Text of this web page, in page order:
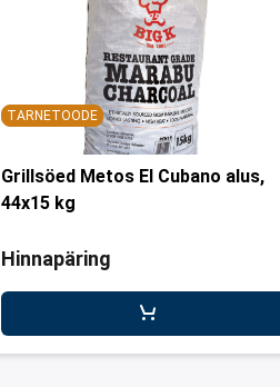
TARNETOODE
Grillsöed Metos El Cubano alus,
44x15 kg
Hinnapäring